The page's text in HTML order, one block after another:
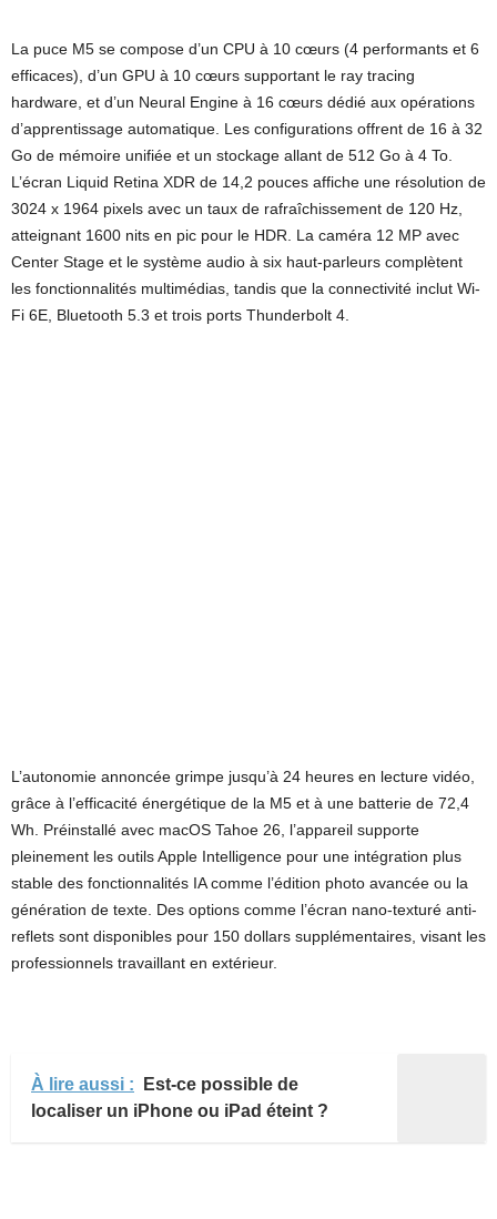
La puce M5 se compose d’un CPU à 10 cœurs (4 performants et 6
efficaces), d’un GPU à 10 cœurs supportant le ray tracing
hardware, et d’un Neural Engine à 16 cœurs dédié aux opérations
d’apprentissage automatique. Les configurations offrent de 16 à 32
Go de mémoire unifiée et un stockage allant de 512 Go à 4 To.
L’écran Liquid Retina XDR de 14,2 pouces affiche une résolution de
3024 x 1964 pixels avec un taux de rafraîchissement de 120 Hz,
atteignant 1600 nits en pic pour le HDR. La caméra 12 MP avec
Center Stage et le système audio à six haut-parleurs complètent
les fonctionnalités multimédias, tandis que la connectivité inclut Wi-
Fi 6E, Bluetooth 5.3 et trois ports Thunderbolt 4.
L’autonomie annoncée grimpe jusqu’à 24 heures en lecture vidéo,
grâce à l’efficacité énergétique de la M5 et à une batterie de 72,4
Wh. Préinstallé avec macOS Tahoe 26, l’appareil supporte
pleinement les outils Apple Intelligence pour une intégration plus
stable des fonctionnalités IA comme l’édition photo avancée ou la
génération de texte. Des options comme l’écran nano-texturé anti-
reflets sont disponibles pour 150 dollars supplémentaires, visant les
professionnels travaillant en extérieur.
À lire aussi :
Est-ce possible de
localiser un iPhone ou iPad éteint ?